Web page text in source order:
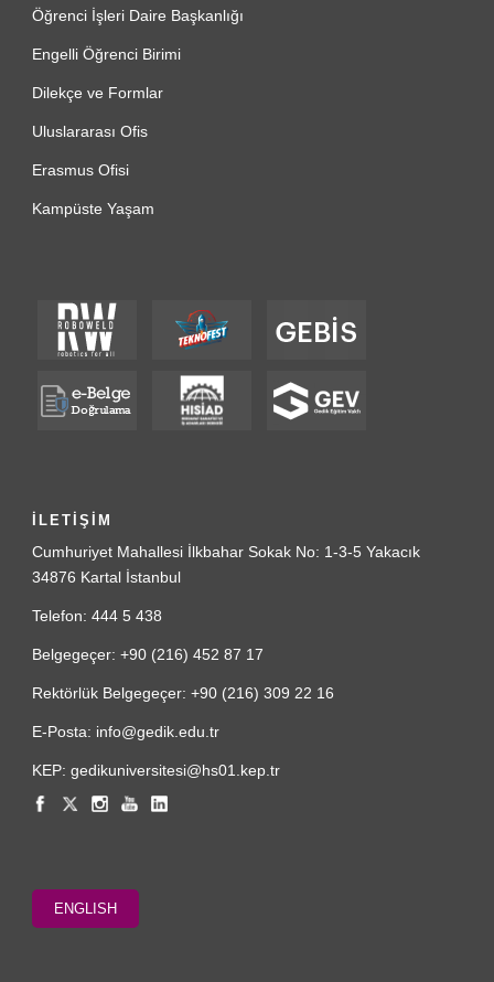
Öğrenci İşleri Daire Başkanlığı
Engelli Öğrenci Birimi
Dilekçe ve Formlar
Uluslararası Ofis
Erasmus Ofisi
Kampüste Yaşam
İLETİŞİM
Cumhuriyet Mahallesi İlkbahar Sokak No: 1-3-5 Yakacık
34876 Kartal İstanbul
Telefon: 444 5 438
Belgegeçer: +90 (216) 452 87 17
Rektörlük Belgegeçer: +90 (216) 309 22 16
E-Posta: info@gedik.edu.tr
KEP: gedikuniversitesi@hs01.kep.tr
ENGLISH